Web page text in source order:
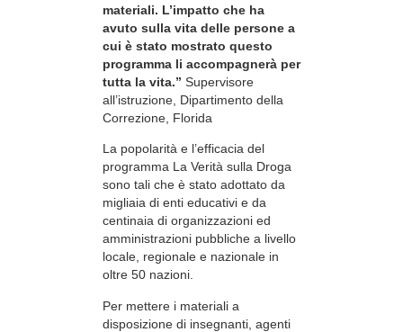
materiali. L’impatto che ha
avuto sulla vita delle persone a
cui è stato mostrato questo
programma li accompagnerà per
tutta la vita.” Supervisore
all’istruzione, Dipartimento della
Correzione, Florida
La popolarità e l’efficacia del
programma La Verità sulla Droga
sono tali che è stato adottato da
migliaia di enti educativi e da
centinaia di organizzazioni ed
amministrazioni pubbliche a livello
locale, regionale e nazionale in
oltre 50 nazioni.
Per mettere i materiali a
disposizione di insegnanti, agenti